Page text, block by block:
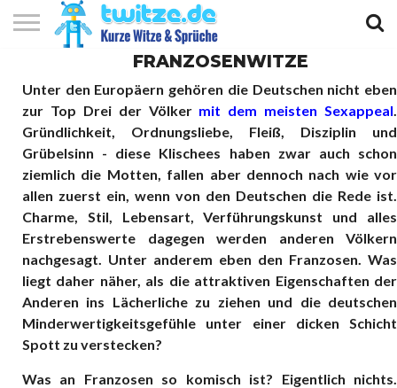
WITZE
SPRÜCHE
GEDICHTE
10
FRANZOSENWITZE
Unter den Europäern gehören die Deutschen nicht eben
zur Top Drei der Völker mit dem meisten Sexappeal.
Gründlichkeit, Ordnungsliebe, Fleiß, Disziplin und
Grübelsinn - diese Klischees haben zwar auch schon
ziemlich die Motten, fallen aber dennoch nach wie vor
allen zuerst ein, wenn von den Deutschen die Rede ist.
Charme, Stil, Lebensart, Verführungskunst und alles
Erstrebenswerte dagegen werden anderen Völkern
nachgesagt. Unter anderem eben den Franzosen. Was
liegt daher näher, als die attraktiven Eigenschaften der
Anderen ins Lächerliche zu ziehen und die deutschen
Minderwertigkeitsgefühle unter einer dicken Schicht
Spott zu verstecken?
Was an Franzosen so komisch ist? Eigentlich nichts.